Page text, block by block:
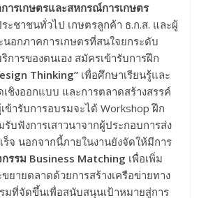
ารเกษตรและสหกรณ์การเกษตร
ะชาชนทั่วไป เกษตรลูกค้า ธ.ก.ส. และผู้
อกภาคการเกษตรที่สนใจยกระดับ
ารของตนเอง สมัครเข้ารับการฝึก
Thinking” เพื่อศึกษาเรียนรู้และ
ชิงออกแบบ และการตลาดสร้างสรรค์
ข้ารับการอบรมจะได้ Workshop ฝึก
บฟังการเสาวนาจากผู้ประกอบการส่ง
จ นอกจากนี้ภายในงานยังจัดให้มีการ
รรม Business Matching เพื่อเพิ่ม
ยายตลาดด้วยการสร้างเครือข่ายทาง
มที่จัดขึ้นเพื่อสนับสนุนเป้าหมายสู่การ